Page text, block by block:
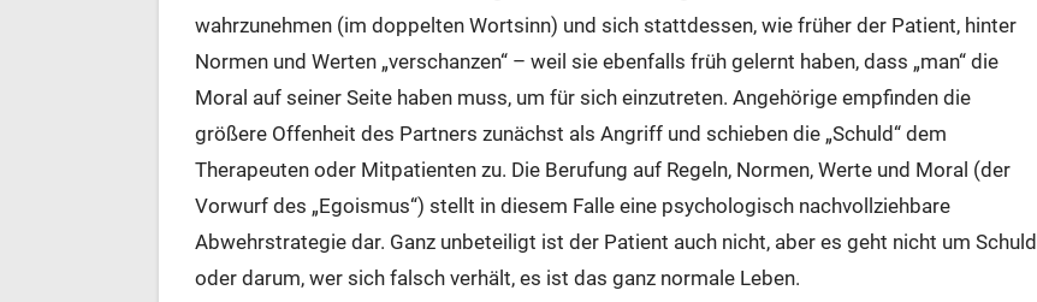
wahrzunehmen (im doppelten Wortsinn) und sich stattdessen, wie früher der Patient, hinter
Normen und Werten „verschanzen“ – weil sie ebenfalls früh gelernt haben, dass „man“ die
Moral auf seiner Seite haben muss, um für sich einzutreten. Angehörige empfinden die
größere Offenheit des Partners zunächst als Angriff und schieben die „Schuld“ dem
Therapeuten oder Mitpatienten zu. Die Berufung auf Regeln, Normen, Werte und Moral (der
Vorwurf des „Egoismus“) stellt in diesem Falle eine psychologisch nachvollziehbare
Abwehrstrategie dar. Ganz unbeteiligt ist der Patient auch nicht, aber es geht nicht um Schuld
oder darum, wer sich falsch verhält, es ist das ganz normale Leben.